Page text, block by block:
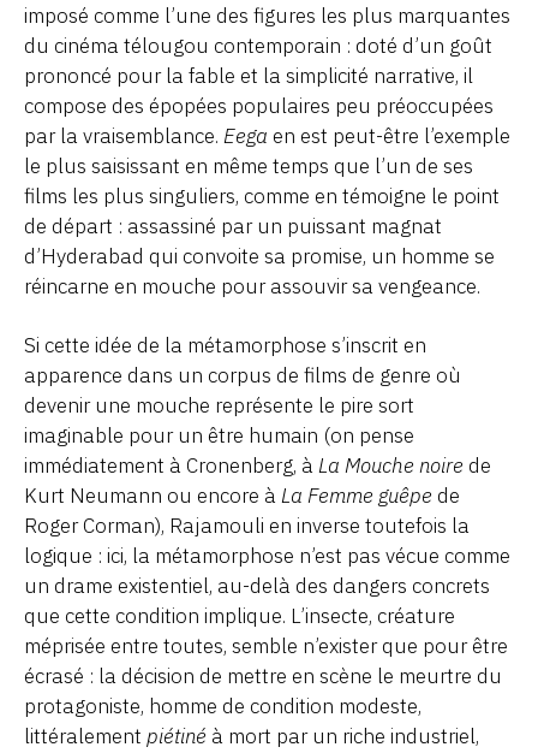
imposé comme l’une des figures les plus marquantes
du cinéma télougou contemporain : doté d’un goût
prononcé pour la fable et la simplicité narrative, il
compose des épopées populaires peu préoccupées
par la vraisemblance. Eega en est peut-être l’exemple
le plus saisissant en même temps que l’un de ses
films les plus singuliers, comme en témoigne le point
de départ : assassiné par un puissant magnat
d’Hyderabad qui convoite sa promise, un homme se
réincarne en mouche pour assouvir sa vengeance.
Si cette idée de la métamorphose s’inscrit en
apparence dans un corpus de films de genre où
devenir une mouche représente le pire sort
imaginable pour un être humain (on pense
immédiatement à Cronenberg, à La Mouche noire de
Kurt Neumann ou encore à La Femme guêpe de
Roger Corman), Rajamouli en inverse toutefois la
logique : ici, la métamorphose n’est pas vécue comme
un drame existentiel, au-delà des dangers concrets
que cette condition implique. L’insecte, créature
méprisée entre toutes, semble n’exister que pour être
écrasé : la décision de mettre en scène le meurtre du
protagoniste, homme de condition modeste,
littéralement piétiné à mort par un riche industriel,